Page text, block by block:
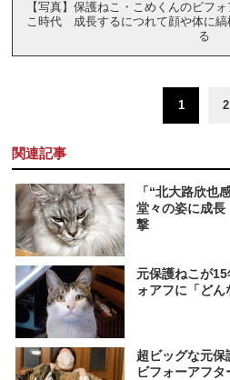
【写真】保護ねこ・こめくんのビフ
こ時代 成長するにつれて顔や体に
る
1 2
関連記事
「“北大路欣
堂々の姿に成
撃
元保護ねこが
ォアフに「どん
超ビッグな元
ビフォーアフタ